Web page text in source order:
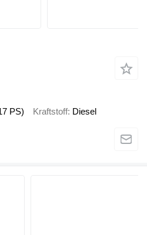
PS) Kraftstoff Diesel